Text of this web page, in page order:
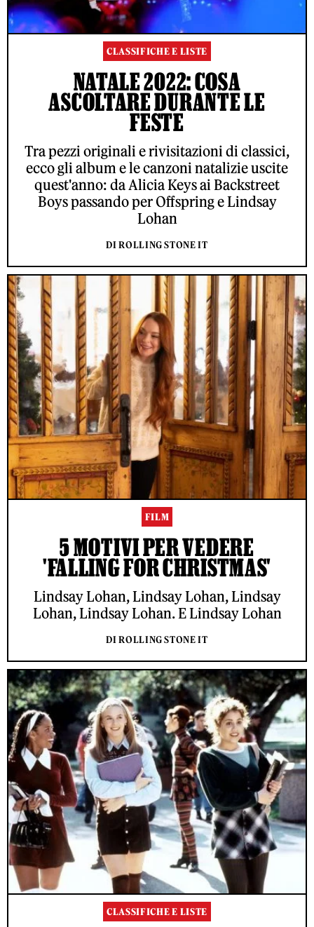
CLASSIFICHE E LISTE
NATALE 2022: COSA
ASCOLTARE DURANTE LE
FESTE
Tra pezzi originali e rivisitazioni di classici,
ecco gli album e le canzoni natalizie uscite
quest'anno: da Alicia Keys ai Backstreet
Boys passando per Offspring e Lindsay
Lohan
DI ROLLING STONE IT
FILM
5 MOTIVI PER VEDERE
'FALLING FOR CHRISTMAS'
Lindsay Lohan, Lindsay Lohan, Lindsay
Lohan, Lindsay Lohan. E Lindsay Lohan
DI ROLLING STONE IT
CLASSIFICHE E LISTE